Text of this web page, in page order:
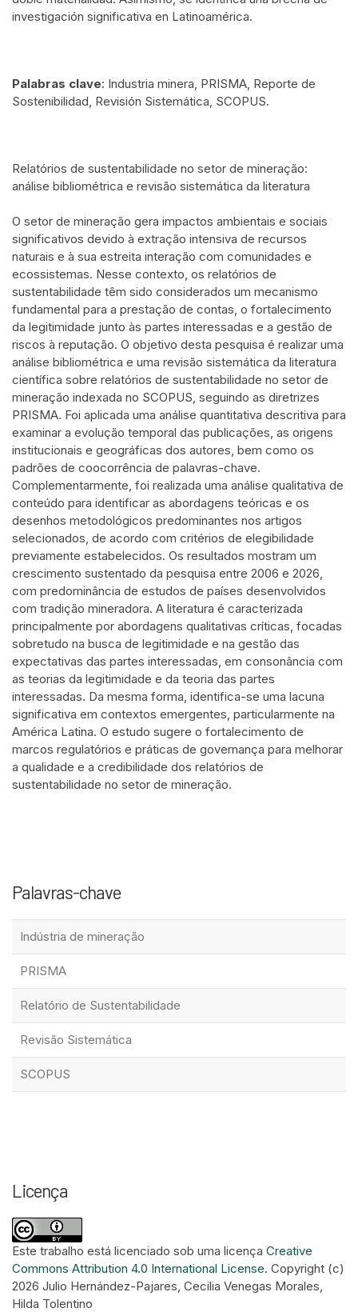
investigación significativa en Latinoamérica.
Palabras clave: Industria minera, PRISMA, Reporte de
Sostenibilidad, Revisión Sistemática, SCOPUS.
Relatórios de sustentabilidade no setor de mineração:
análise bibliométrica e revisão sistemática da literatura
O setor de mineração gera impactos ambientais e sociais
significativos devido à extração intensiva de recursos
naturais e à sua estreita interação com comunidades e
ecossistemas. Nesse contexto, os relatórios de
sustentabilidade têm sido considerados um mecanismo
fundamental para a prestação de contas, o fortalecimento
da legitimidade junto às partes interessadas e a gestão de
riscos à reputação. O objetivo desta pesquisa é realizar uma
análise bibliométrica e uma revisão sistemática da literatura
científica sobre relatórios de sustentabilidade no setor de
mineração indexada no SCOPUS, seguindo as diretrizes
PRISMA. Foi aplicada uma análise quantitativa descritiva para
examinar a evolução temporal das publicações, as origens
institucionais e geográficas dos autores, bem como os
padrões de coocorrência de palavras-chave.
Complementarmente, foi realizada uma análise qualitativa de
conteúdo para identificar as abordagens teóricas e os
desenhos metodológicos predominantes nos artigos
selecionados, de acordo com critérios de elegibilidade
previamente estabelecidos. Os resultados mostram um
crescimento sustentado da pesquisa entre 2006 e 2026,
com predominância de estudos de países desenvolvidos
com tradição mineradora. A literatura é caracterizada
principalmente por abordagens qualitativas críticas, focadas
sobretudo na busca de legitimidade e na gestão das
expectativas das partes interessadas, em consonância com
as teorias da legitimidade e da teoria das partes
interessadas. Da mesma forma, identifica-se uma lacuna
significativa em contextos emergentes, particularmente na
América Latina. O estudo sugere o fortalecimento de
marcos regulatórios e práticas de governança para melhorar
a qualidade e a credibilidade dos relatórios de
sustentabilidade no setor de mineração.
Palavras-chave
Indústria de mineração
PRISMA
Relatório de Sustentabilidade
Revisão Sistemática
SCOPUS
Licença
Este trabalho está licenciado sob uma licença Creative
Commons Attribution 4.0 International License. Copyright (c)
2026 Julio Hernández-Pajares, Cecilia Venegas Morales,
Hilda Tolentino